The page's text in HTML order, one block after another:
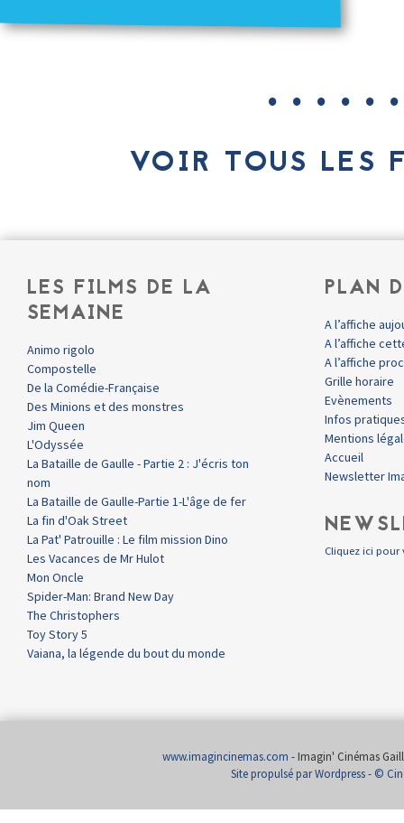
VOIR TOUS LES
LES FILMS DE LA
SEMAINE
Animo rigolo
Compostelle
De la Comédie-Française
Des Minions et des monstres
Jim Queen
L'Odyssée
La Bataille de Gaulle - Partie 2 : J'écris ton
nom
La Bataille de Gaulle-Partie 1-L'âge de fer
La fin d'Oak Street
La Pat' Patrouille : Le film mission Dino
Les Vacances de Mr Hulot
Mon Oncle
Spider-Man: Brand New Day
The Christophers
Toy Story 5
Vaiana, la légende du bout du monde
PLAN
A l’affiche
A l’affiche
A l’affiche
Grille horaire
Evènements
Infos
Mentions
Accueil
Newsletter
Cliquez ici pour
www.imagincinemas.com - Imagin' Cinémas
Site propulsé par Wordpress- ©